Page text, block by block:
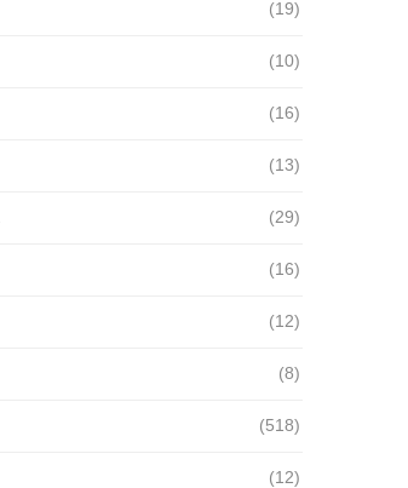
(19)
(10)
(16)
(13)
(29)
(16)
(12)
(8)
(518)
(12)